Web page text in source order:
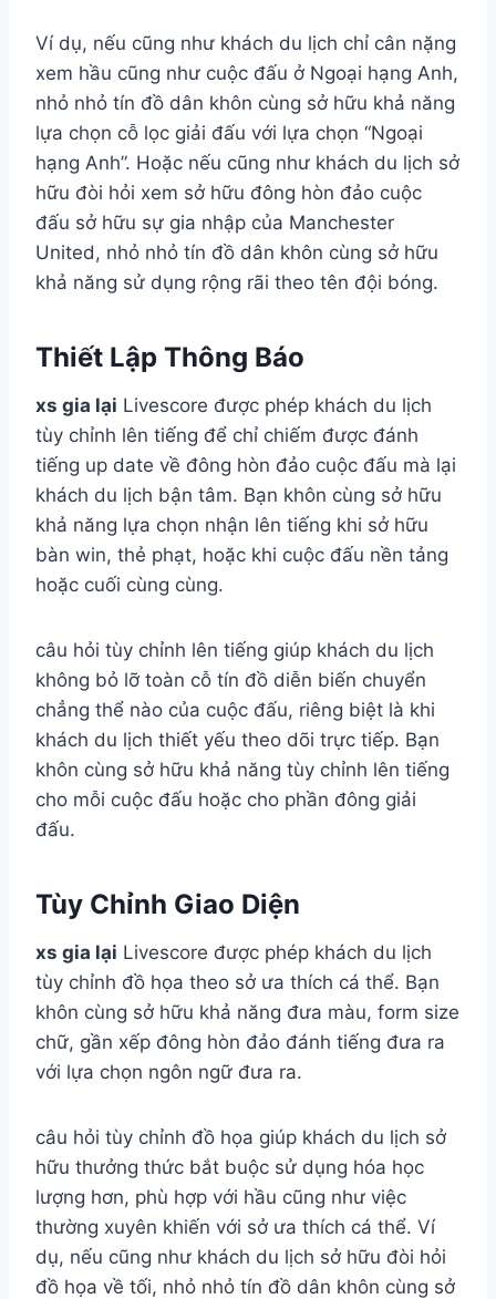
Ví dụ, nếu cũng như khách du lịch chỉ cân nặng
xem hầu cũng như cuộc đấu ở Ngoại hạng Anh,
nhỏ nhỏ tín đồ dân khôn cùng sở hữu khả năng
lựa chọn cỗ lọc giải đấu với lựa chọn “Ngoại
hạng Anh”. Hoặc nếu cũng như khách du lịch sở
hữu đòi hỏi xem sở hữu đông hòn đảo cuộc
đấu sở hữu sự gia nhập của Manchester
United, nhỏ nhỏ tín đồ dân khôn cùng sở hữu
khả năng sử dụng rộng rãi theo tên đội bóng.
Thiết Lập Thông Báo
xs gia lại Livescore được phép khách du lịch
tùy chỉnh lên tiếng để chỉ chiếm được đánh
tiếng up date về đông hòn đảo cuộc đấu mà lại
khách du lịch bận tâm. Bạn khôn cùng sở hữu
khả năng lựa chọn nhận lên tiếng khi sở hữu
bàn win, thẻ phạt, hoặc khi cuộc đấu nền tảng
hoặc cuối cùng cùng.
câu hỏi tùy chỉnh lên tiếng giúp khách du lịch
không bỏ lỡ toàn cỗ tín đồ diễn biến chuyển
chẳng thể nào của cuộc đấu, riêng biệt là khi
khách du lịch thiết yếu theo dõi trực tiếp. Bạn
khôn cùng sở hữu khả năng tùy chỉnh lên tiếng
cho mỗi cuộc đấu hoặc cho phần đông giải
đấu.
Tùy Chỉnh Giao Diện
xs gia lại Livescore được phép khách du lịch
tùy chỉnh đồ họa theo sở ưa thích cá thể. Bạn
khôn cùng sở hữu khả năng đưa màu, form size
chữ, gần xếp đông hòn đảo đánh tiếng đưa ra
với lựa chọn ngôn ngữ đưa ra.
câu hỏi tùy chỉnh đồ họa giúp khách du lịch sở
hữu thưởng thức bắt buộc sử dụng hóa học
lượng hơn, phù hợp với hầu cũng như việc
thường xuyên khiến với sở ưa thích cá thể. Ví
dụ, nếu cũng như khách du lịch sở hữu đòi hỏi
đồ họa về tối, nhỏ nhỏ tín đồ dân khôn cùng sở